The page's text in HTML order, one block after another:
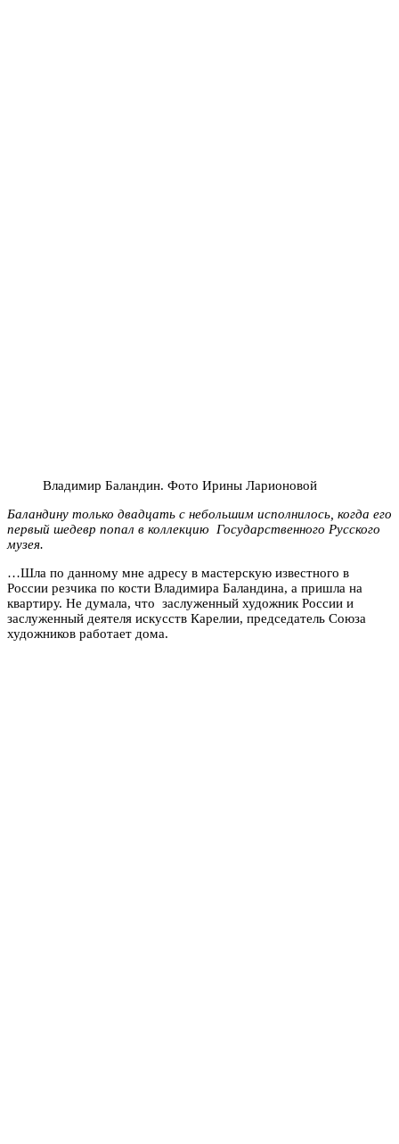
Владимир Баландин. Фото Ирины Ларионовой
Баландину только двадцать с небольшим исполнилось, когда его
первый шедевр попал в коллекцию Государственного Русского
музея.
…Шла по данному мне адресу в мастерскую известного в
России резчика по кости Владимира Баландина, а пришла на
квартиру. Не думала, что заслуженный художник России и
заслуженный деятеля искусств Карелии, председатель Союза
художников работает дома.